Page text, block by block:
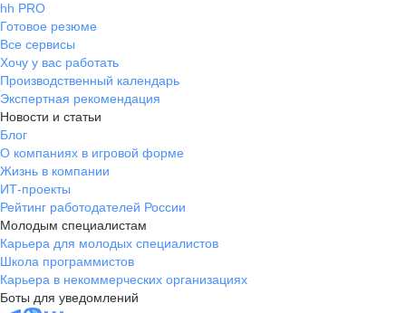
hh PRO
Готовое резюме
Все сервисы
Хочу у вас работать
Производственный календарь
Экспертная рекомендация
Новости и статьи
Блог
О компаниях в игровой форме
Жизнь в компании
ИТ-проекты
Рейтинг работодателей России
Молодым специалистам
Карьера для молодых специалистов
Школа программистов
Карьера в некоммерческих организациях
Боты для уведомлений